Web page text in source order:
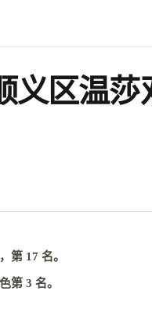
义区温
第 17 名。
第 3 名。